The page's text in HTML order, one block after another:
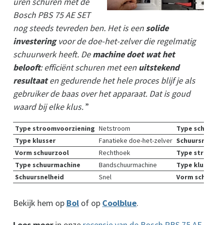
Bosch PBS 75 AE SET
nog steeds tevreden ben. Het is een solide
investeringvoor de doe-het-zelver die regelmatig
schuurwerk heeft. Demachine doet wat het
belooft: efficiënt schuren met een uitstekend
resultaaten gedurende het hele proces blijf je als
gebruiker de baas over het apparaat. Dat is goud
waard bij elke klus.”
Type stroomvoorziening Netstroom
Type
Type klusser
Fanatieke doe-het-zelver
Vorm schuurzool
Rechthoek
Type
Type schuurmachine
Bandschuurmachine
Type klusser
Schuursnelheid
Snel Vorm
Bekijk hem op Bol of op Coolblue.